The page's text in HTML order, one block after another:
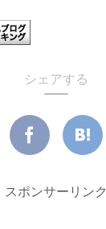
シェアする
スポンサーリンク